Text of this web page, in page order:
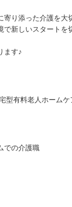
寄り添った介護を大
で新しいスタートを
ます♪
型有料老人ホーム
での介護職